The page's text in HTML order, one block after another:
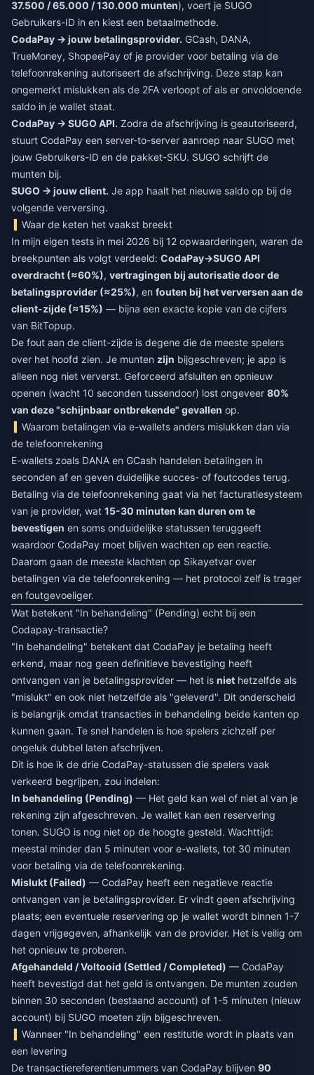
37.500 / 65.000 / 130.000 munten), voert je SUGO
Gebruikers-ID in en kiest een betaalmethode.
CodaPay → jouw betalingsprovider. GCash, DANA,
TrueMoney, ShopeePay of je provider voor betaling via de
telefoonrekening autoriseert de afschrijving. Deze stap kan
ongemerkt mislukken als de 2FA verloopt of als er onvoldoende
saldo in je wallet staat.
CodaPay → SUGO API. Zodra de afschrijving is geautoriseerd,
stuurt CodaPay een server-to-server aanroep naar SUGO met
jouw Gebruikers-ID en de pakket-SKU. SUGO schrijft de
munten bij.
SUGO → jouw client. Je app haalt het nieuwe saldo op bij de
volgende verversing.
Waar de keten het vaakst breekt
In mijn eigen tests in mei 2026 bij 12 opwaarderingen, waren de
breekpunten als volgt verdeeld: CodaPay→SUGO API
overdracht (≈60%), vertragingen bij autorisatie door de
betalingsprovider (≈25%), en fouten bij het verversen aan de
client-zijde (≈15%) — bijna een exacte kopie van de cijfers
van BitTopup.
De fout aan de client-zijde is degene die de meeste spelers
over het hoofd zien. Je munten zijn bijgeschreven; je app is
alleen nog niet ververst. Geforceerd afsluiten en opnieuw
openen (wacht 10 seconden tussendoor) lost ongeveer 80%
van deze "schijnbaar ontbrekende" gevallen op.
Waarom betalingen via e-wallets anders mislukken dan via
de telefoonrekening
E-wallets zoals DANA en GCash handelen betalingen in
seconden af en geven duidelijke succes- of foutcodes terug.
Betaling via de telefoonrekening gaat via het facturatiesysteem
van je provider, wat 15-30 minuten kan duren om te
bevestigen en soms onduidelijke statussen teruggeeft
waardoor CodaPay moet blijven wachten op een reactie.
Daarom gaan de meeste klachten op Sikayetvar over
betalingen via de telefoonrekening — het protocol zelf is trager
en foutgevoeliger.
Wat betekent "In behandeling" (Pending) echt bij een
Codapay-transactie?
"In behandeling" betekent dat CodaPay je betaling heeft
erkend, maar nog geen definitieve bevestiging heeft
ontvangen van je betalingsprovider — het is niet hetzelfde als
"mislukt" en ook niet hetzelfde als "geleverd". Dit onderscheid
is belangrijk omdat transacties in behandeling beide kanten op
kunnen gaan. Te snel handelen is hoe spelers zichzelf per
ongeluk dubbel laten afschrijven.
Dit is hoe ik de drie CodaPay-statussen die spelers vaak
verkeerd begrijpen, zou indelen:
In behandeling (Pending) — Het geld kan wel of niet al van je
rekening zijn afgeschreven. Je wallet kan een reservering
tonen. SUGO is nog niet op de hoogte gesteld. Wachttijd:
meestal minder dan 5 minuten voor e-wallets, tot 30 minuten
voor betaling via de telefoonrekening.
Mislukt (Failed) — CodaPay heeft een negatieve reactie
ontvangen van je betalingsprovider. Er vindt geen afschrijving
plaats; een eventuele reservering op je wallet wordt binnen 1-7
dagen vrijgegeven, afhankelijk van de provider. Het is veilig om
het opnieuw te proberen.
Afgehandeld / Voltooid (Settled / Completed) — CodaPay
heeft bevestigd dat het geld is ontvangen. De munten zouden
binnen 30 seconden (bestaand account) of 1-5 minuten (nieuw
account) bij SUGO moeten zijn bijgeschreven.
Wanneer "In behandeling" een restitutie wordt in plaats van
een levering
De transactiereferentienummers van CodaPay blijven 90